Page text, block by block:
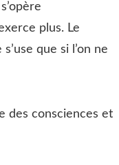
plus. Le
que si l’on ne
des consciences et